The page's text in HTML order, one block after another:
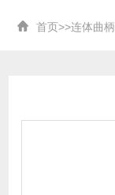
首页>>连体曲柄